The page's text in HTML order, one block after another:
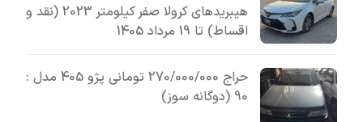
هیبریدهای کرولا صفر کیلومتر 2023 (نقد و
اقساط) تا 19 مرداد 1405
حراج 270/000/000 تومانی پژو 405 مدل :
90 (دوگانه سوز)